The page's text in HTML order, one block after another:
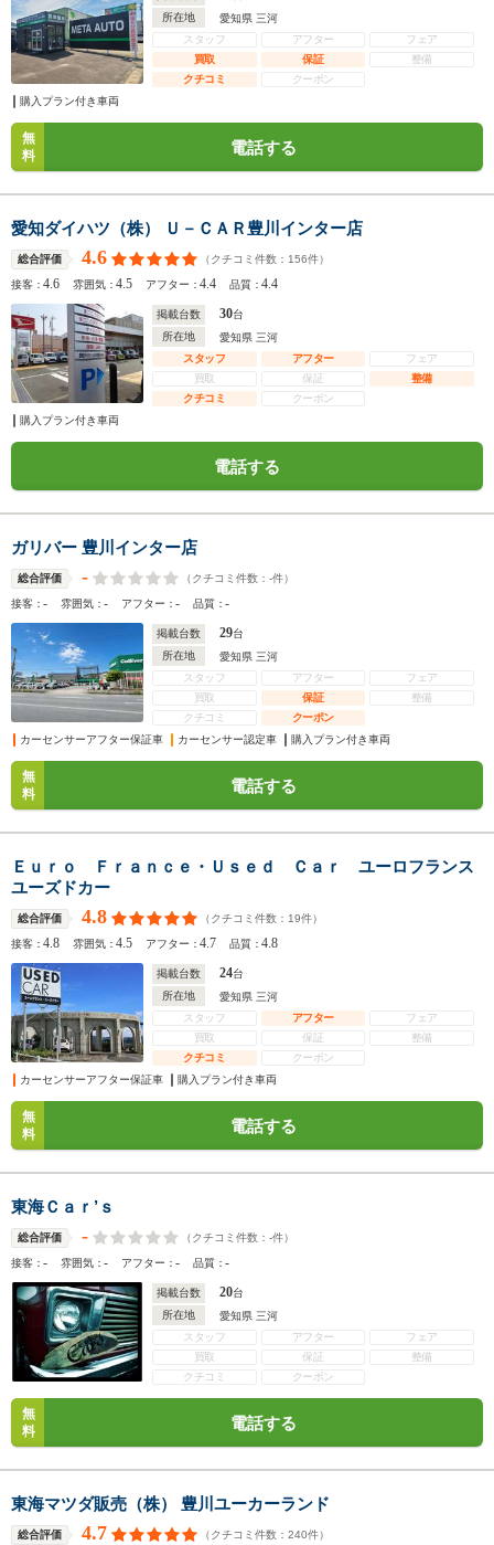
所在地
愛知県 三河
スタッフ
アフター
フェア
買取
保証
整備
クチコミ
クーポン
購入プラン付き車両
無
料
電話する
愛知ダイハツ（株） Ｕ－ＣＡＲ豊川インター店
総合評価 4.6 （クチコミ件数： 156件）
接客：4.6 雰囲気：4.5 アフター：4.4 品質：4.4
掲載台数 30台
所在地
愛知県 三河
スタッフ
アフター
フェア
買取
保証
整備
クチコミ
クーポン
購入プラン付き車両
電話する
ガリバー 豊川インター店
総合評価 - （クチコミ件数： -件）
接客：- 雰囲気：- アフター：- 品質：-
掲載台数 29台
所在地
愛知県 三河
スタッフ
アフター
フェア
買取
保証
整備
クチコミ
クーポン
カーセンサーアフター保証車
カーセンサー認定車 購入プラン付き車両
無
料
電話する
Ｅｕｒｏ Ｆｒａｎｃｅ・Ｕｓｅｄ Ｃａｒ ユーロフランス
ユーズドカー
総合評価 4.8 （クチコミ件数： 19件）
接客：4.8 雰囲気：4.5 アフター：4.7 品質：4.8
掲載台数 24台
所在地
愛知県 三河
スタッフ
アフター
フェア
買取
保証
整備
クチコミ
クーポン
カーセンサーアフター保証車
購入プラン付き車両
無
料
電話する
東海Ｃａｒ’ｓ
総合評価 - （クチコミ件数： -件）
接客：- 雰囲気：- アフター：- 品質：-
掲載台数 20台
所在地
愛知県 三河
スタッフ
アフター
フェア
買取
保証
整備
クチコミ
クーポン
無
料
電話する
東海マツダ販売（株） 豊川ユーカーランド
総合評価 4.7 （クチコミ件数： 240件）